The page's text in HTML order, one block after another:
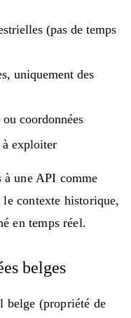
(pas de temps
uniquement des
coordonnées
à exploiter
à une API comme
contexte historique,
en temps réel.
belges
(propriété de